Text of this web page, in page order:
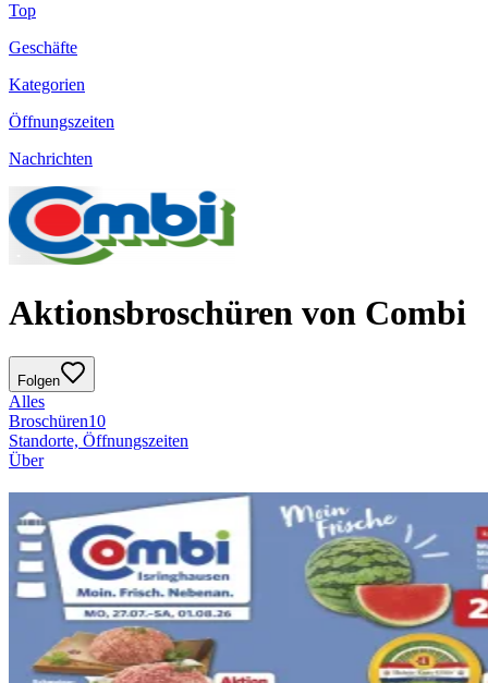
Top
Geschäfte
Kategorien
Öffnungszeiten
Nachrichten
Aktionsbroschüren von Combi
Folgen
Alles
Broschüren10
Standorte, Öffnungszeiten
Über